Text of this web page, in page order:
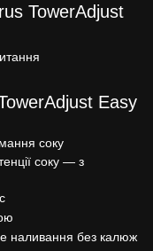
TowerAdjust
Easy
соку
соку — з
наливання без калюж